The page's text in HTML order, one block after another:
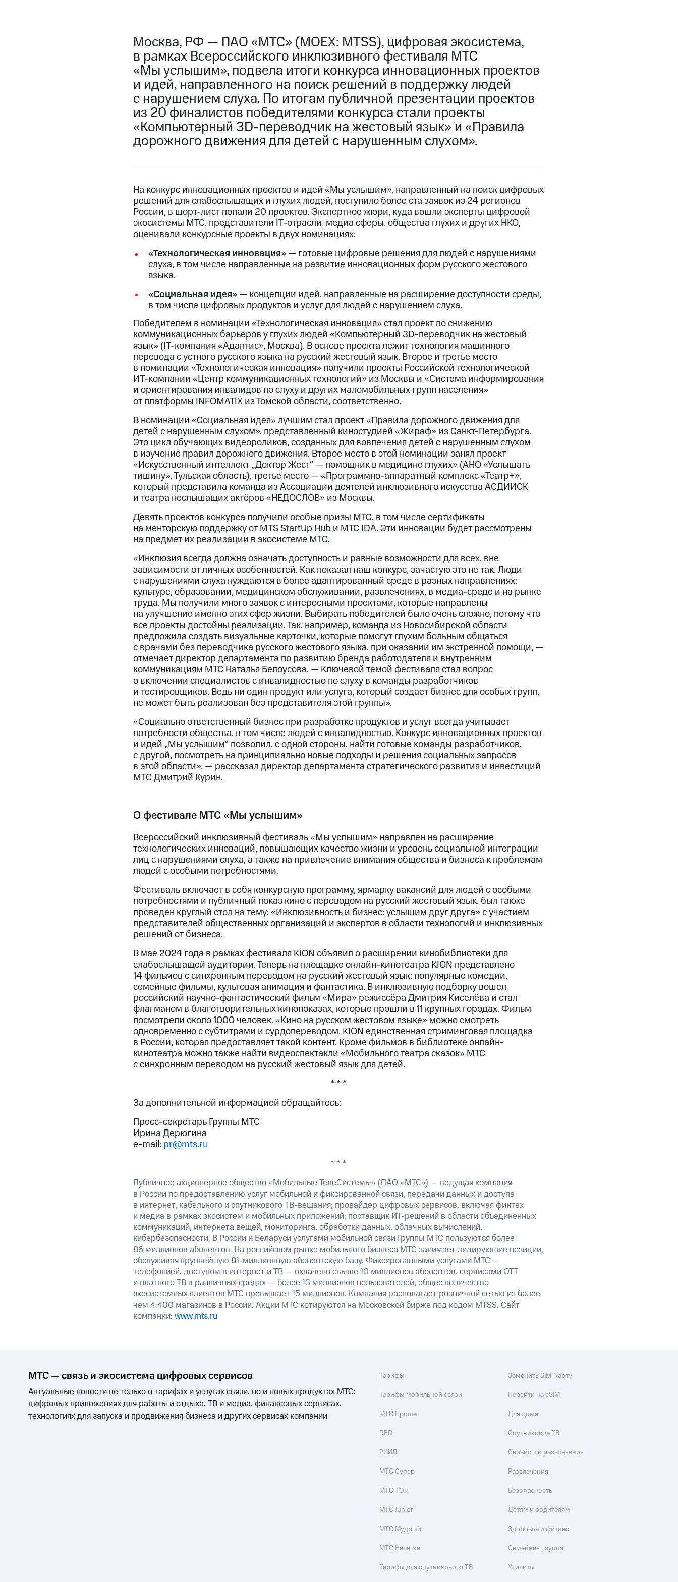
Москва, РФ — ПАО «МТС» (MOEX: MTSS), цифровая экосистема,
в рамках Всероссийского инклюзивного фестиваля МТС
«Мы услышим», подвела итоги конкурса инновационных проектов
и идей, направленного на поиск решений в поддержку людей
с нарушением слуха. По итогам публичной презентации проектов
из 20 финалистов победителями конкурса стали проекты
«Компьютерный 3D-переводчик на жестовый язык» и «Правила
дорожного движения для детей с нарушенным слухом».
На конкурс инновационных проектов и идей «Мы услышим», направленный на поиск цифровых
решений для слабослышащих и глухих людей, поступило более ста заявок из 24 регионов
России, в шорт-лист попали 20 проектов. Экспертное жюри, куда вошли эксперты цифровой
экосистемы МТС, представители IT-отрасли, медиа сферы, общества глухих и других НКО,
оценивали конкурсные проекты в двух номинациях:
«Технологическая инновация»— готовые цифровые решения для людей с нарушениями
слуха, в том числе направленные на развитие инновационных форм русского жестового
языка.
«Социальная идея»— концепции идей, направленные на расширение доступности среды,
в том числе цифровых продуктов и услуг для людей с нарушением слуха.
Победителем в номинации «Технологическая инновация» стал проект по снижению
коммуникационных барьеров у глухих людей «Компьютерный 3D-переводчик на жестовый
язык» (IT-компания «Адaптиc», Москва). В основе проекта лежит технология машинного
перевода с устного русского языка на русский жестовый язык. Второе и третье место
в номинации «Технологическая инновация» получили проекты Российской технологической
ИТ-компании «Центр коммуникационных технологий» из Москвы и «Система информирования
и ориентирования инвалидов по слуху и других маломобильных групп населения»
от платформы INFOMATIX из Томской области, соответственно.
В номинации «Социальная идея» лучшим стал проект «Правила дорожного движения для
детей с нарушенным слухом», представленный киностудией «Жираф» из Санкт-Петербурга.
Это цикл обучающих видеороликов, созданных для вовлечения детей с нарушенным слухом
в изучение правил дорожного движения. Второе место в этой номинации занял проект
«Искусственный интеллект „Доктор Жест“ — помощник в медицине глухих» (АНО «Услышать
тишину», Тульская область), третье место — «Программно-аппаратный комплекс «Театр+»,
который представила команда из Ассоциации деятелей инклюзивного искусства АСДИИСК
и театра неслышащих актёров «НЕДОСЛОВ» из Москвы.
Девять проектов конкурса получили особые призы МТС, в том числе сертификаты
на менторскую поддержку от MTS StartUp Hub и МТС IDA. Эти инновации будет рассмотрены
на предмет их реализации в экосистеме МТС.
«Инклюзия всегда должна означать доступность и равные возможности для всех, вне
зависимости от личных особенностей. Как показал наш конкурс, зачастую это не так. Люди
с нарушениями слуха нуждаются в более адаптированный среде в разных направлениях:
культуре, образовании, медицинском обслуживании, развлечениях, в медиа-среде и на рынке
труда. Мы получили много заявок с интересными проектами, которые направлены
на улучшение именно этих сфер жизни. Выбирать победителей было очень сложно, потому что
все проекты достойны реализации. Так, например, команда из Новосибирской области
предложила создать визуальные карточки, которые помогут глухим больным общаться
с врачами без переводчика русского жестового языка, при оказании им экстренной помощи, —
отмечает директор департамента по развитию бренда работодателя и внутренним
коммуникациям МТС Наталья Белоусова. — Ключевой темой фестиваля стал вопрос
о включении специалистов с инвалидностью по слуху в команды разработчиков
и тестировщиков. Ведь ни один продукт или услуга, который создает бизнес для особых групп,
не может быть реализован без представителя этой группы».
«Социально ответственный бизнес при разработке продуктов и услуг всегда учитывает
потребности общества, в том числе людей с инвалидностью. Конкурс инновационных проектов
и идей „Мы услышим“ позволил, с одной стороны, найти готовые команды разработчиков,
с другой, посмотреть на принципиально новые подходы и решения социальных запросов
в этой области», — рассказал директор департамента стратегического развития и инвестиций
МТС Дмитрий Курин.
О фестивале МТС «Мы услышим»
Всероссийский инклюзивный фестиваль «Мы услышим» направлен на расширение
технологических инноваций, повышающих качество жизни и уровень социальной интеграции
лиц с нарушениями слуха, а также на привлечение внимания общества и бизнеса к проблемам
людей с особыми потребностями.
Фестиваль включает в себя конкурсную программу, ярмарку вакансий для людей с особыми
потребностями и публичный показ кино с переводом на русский жестовый язык, был также
проведен круглый стол на тему: «Инклюзивность и бизнес: услышим друг друга» с участием
представителей общественных организаций и экспертов в области технологий и инклюзивных
решений от бизнеса.
В мае 2024 года в рамках фестиваля KION объявил о расширении кинобиблиотеки для
слабослышащей аудитории. Теперь на площадке онлайн-кинотеатра KION представлено
14 фильмов с синхронным переводом на русский жестовый язык: популярные комедии,
семейные фильмы, культовая анимация и фантастика. В инклюзивную подборку вошел
российский научно-фантастический фильм «Мира» режиссёра Дмитрия Киселёва и стал
флагманом в благотворительных кинопоказах, которые прошли в 11 крупных городах. Фильм
посмотрели около 1000 человек. «Кино на русском жестовом языке» можно смотреть
одновременно с субтитрами и сурдопереводом. KION единственная стриминговая площадка
в России, которая предоставляет такой контент. Кроме фильмов в библиотеке онлайн-
кинотеатра можно также найти видеоспектакли «Мобильного театра сказок» МТС
с синхронным переводом на русский жестовый язык для детей.
* * *
За дополнительной информацией обращайтесь:
Пресс-секретарь Группы МТС
Ирина Дерюгина
e-mail: pr@mts.ru
* * *
Публичное акционерное общество «Мобильные ТелеСистемы» (ПАО «МТС») — ведущая компания
в России по предоставлению услуг мобильной и фиксированной связи, передачи данных и доступа
в интернет, кабельного и спутникового ТВ-вещания; провайдер цифровых сервисов, включая финтех
и медиа в рамках экосистем и мобильных приложений; поставщик ИТ-решений в области объединенных
коммуникаций, интернета вещей, мониторинга, обработки данных, облачных вычислений,
кибербезопасности. В России и Беларуси услугами мобильной связи Группы МТС пользуются более
86 миллионов абонентов. На российском рынке мобильного бизнеса МТС занимает лидирующие позиции,
обслуживая крупнейшую 81-миллионную абонентскую базу. Фиксированными услугами МТС —
телефонией, доступом в интернет и ТВ — охвачено свыше 10 миллионов абонентов, сервисами OTT
и платного ТВ в различных средах — более 13 миллионов пользователей, общее количество
экосистемных клиентов МТС превышает 15 миллионов. Компания располагает розничной сетью из более
чем 4 400 магазинов в России. Акции МТС котируются на Московской бирже под кодом MTSS. Сайт
компании: www.mts.ru
МТС — связь и экосистема цифровых сервисов
Актуальные новости не только о тарифах и услугах связи, но и новых продуктах МТС:
цифровых приложениях для работы и отдыха, ТВ и медиа, финансовых сервисах,
технологиях для запуска и продвижения бизнеса и других сервисах компании
Тарифы
Тарифы мобильной связи
МТС Проще
RED
РИИЛ
МТС Супер
МТС ТОП
МТС Junior
МТС Мудрый
МТС Налегке
Тарифы для спутникового ТВ
Заменить SIM-карту
Перейти на eSIM
Для дома
Спутниковое ТВ
Сервисы и развлечения
Развлечения
Безопасность
Детям и родителям
Здоровье и фитнес
Семейная группа
Утилиты